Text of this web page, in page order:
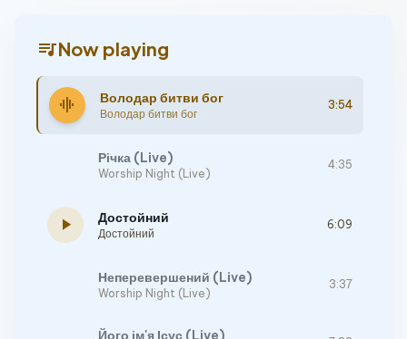
queue_musicNow playing
graphic_eq Володар битви бог
Володар битви бог
3:54
Річка (Live)
Worship Night (Live)
4:35
play_arrow Достойний
Достойний
6:09
Неперевершений (Live)
Worship Night (Live)
3:37
Його ім'я Ісус (Live)